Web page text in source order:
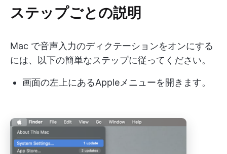
ステップごとの説明
Mac で音声入力のディクテーションをオンにする
には、以下の簡単なステップに従ってください。
画面の左上にあるAppleメニューを開きます。